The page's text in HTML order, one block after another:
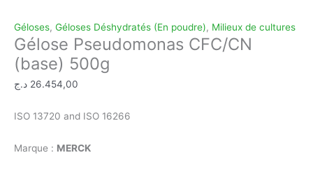
Géloses, Géloses Déshydratés (En poudre), Milieux de cultures
Gélose Pseudomonas CFC/CN
(base) 500g
26.454,00 د.ج
ISO 13720 and ISO 16266
Marque : MERCK